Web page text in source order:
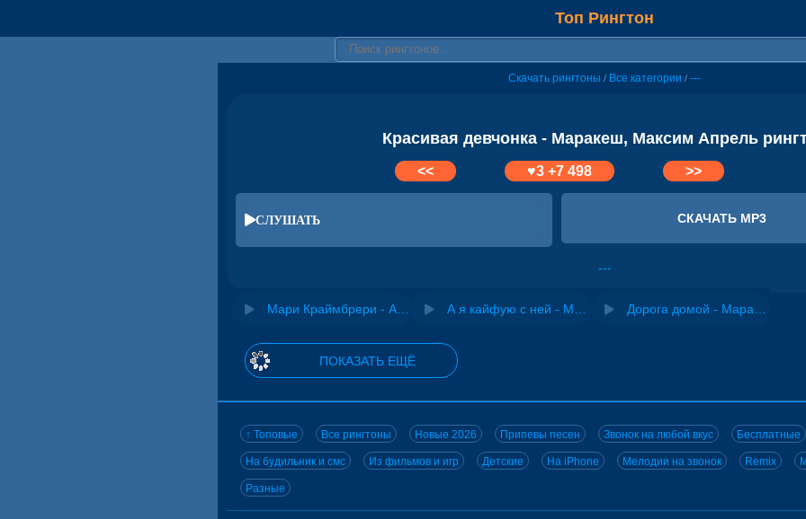
Топ Рингтон
Скачать рингтоны / Все категории / ---
Красивая девчонка - Маракеш, Максим Апрель
<< ♥3 +7 498 >>
СЛУШАТЬ СКАЧАТЬ MP3
---
ПОКАЗАТЬ ЕЩЁ
↑ Топовые Все рингтоны Новые 2026 Припевы песен Звонок на любой вкус Бесплатные
На будильник и смс Из фильмов и игр Детские На iPhone Мелодии на звонок Remix
Разные